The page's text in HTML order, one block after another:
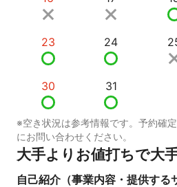
23 24
30 31
※空き状況は参考情報です。予約確
にお問い合わせください。
大手よりお値打ちで大
自己紹介（事業内容・提供する